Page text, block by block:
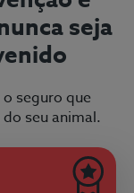
seja
seguro que
seu animal.